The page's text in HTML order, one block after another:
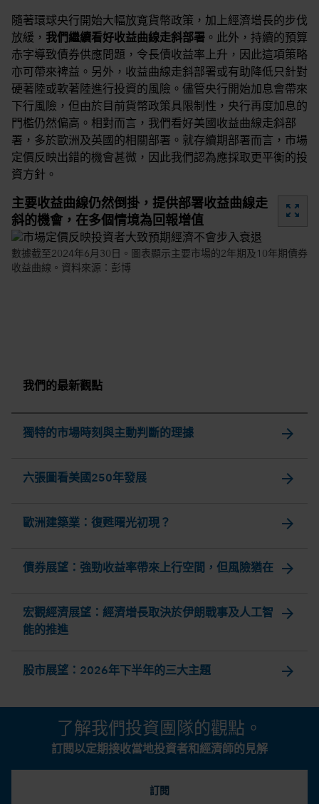
隨著環球央行開始大幅放寬貨幣政策，加上經濟增長的步伐
放緩， 我們繼續看好收益曲線走斜部署 。此外，持續的預算
赤字導致債券供應問題，令長債收益率上升，因此這項策略
亦可帶來裨益。另外，收益曲線走斜部署或有助降低只針對
硬著陸或軟著陸進行投資的風險。儘管央行開始加息會帶來
下行風險，但由於目前貨幣政策具限制性，央行再度加息的
門檻仍然偏高。相對而言，我們看好美國收益曲線走斜部
署，多於歐洲及英國的相關部署。就存續期部署而言，市場
定價反映出錯的機會甚微，因此我們認為應採取更平衡的投
資方針。
主要收益曲線仍然倒掛，提供部署收益曲線走
斜的機會，在多個情境為回報增值
zoom_out_map
數據截至2024年6月30日。圖表顯示主要市場的2年期及10年期債券
收益曲線。資料來源：彭博
我們的最新觀點
獨特的市場時刻與主動判斷的理據 arrow_forward
六張圖看美國250年發展 arrow_forward
歐洲建築業：復甦曙光初現？ arrow_forward
債券展望：強勁收益率帶來上行空間，但風險猶在 arrow_forward
宏觀經濟展望：經濟增長取決於伊朗戰事及人工智
能的推進
arrow_forward
股市展望：2026年下半年的三大主題 arrow_forward
了解我們投資團隊的觀點。
訂閱以定期接收當地投資者和經濟師的見解
訂閱